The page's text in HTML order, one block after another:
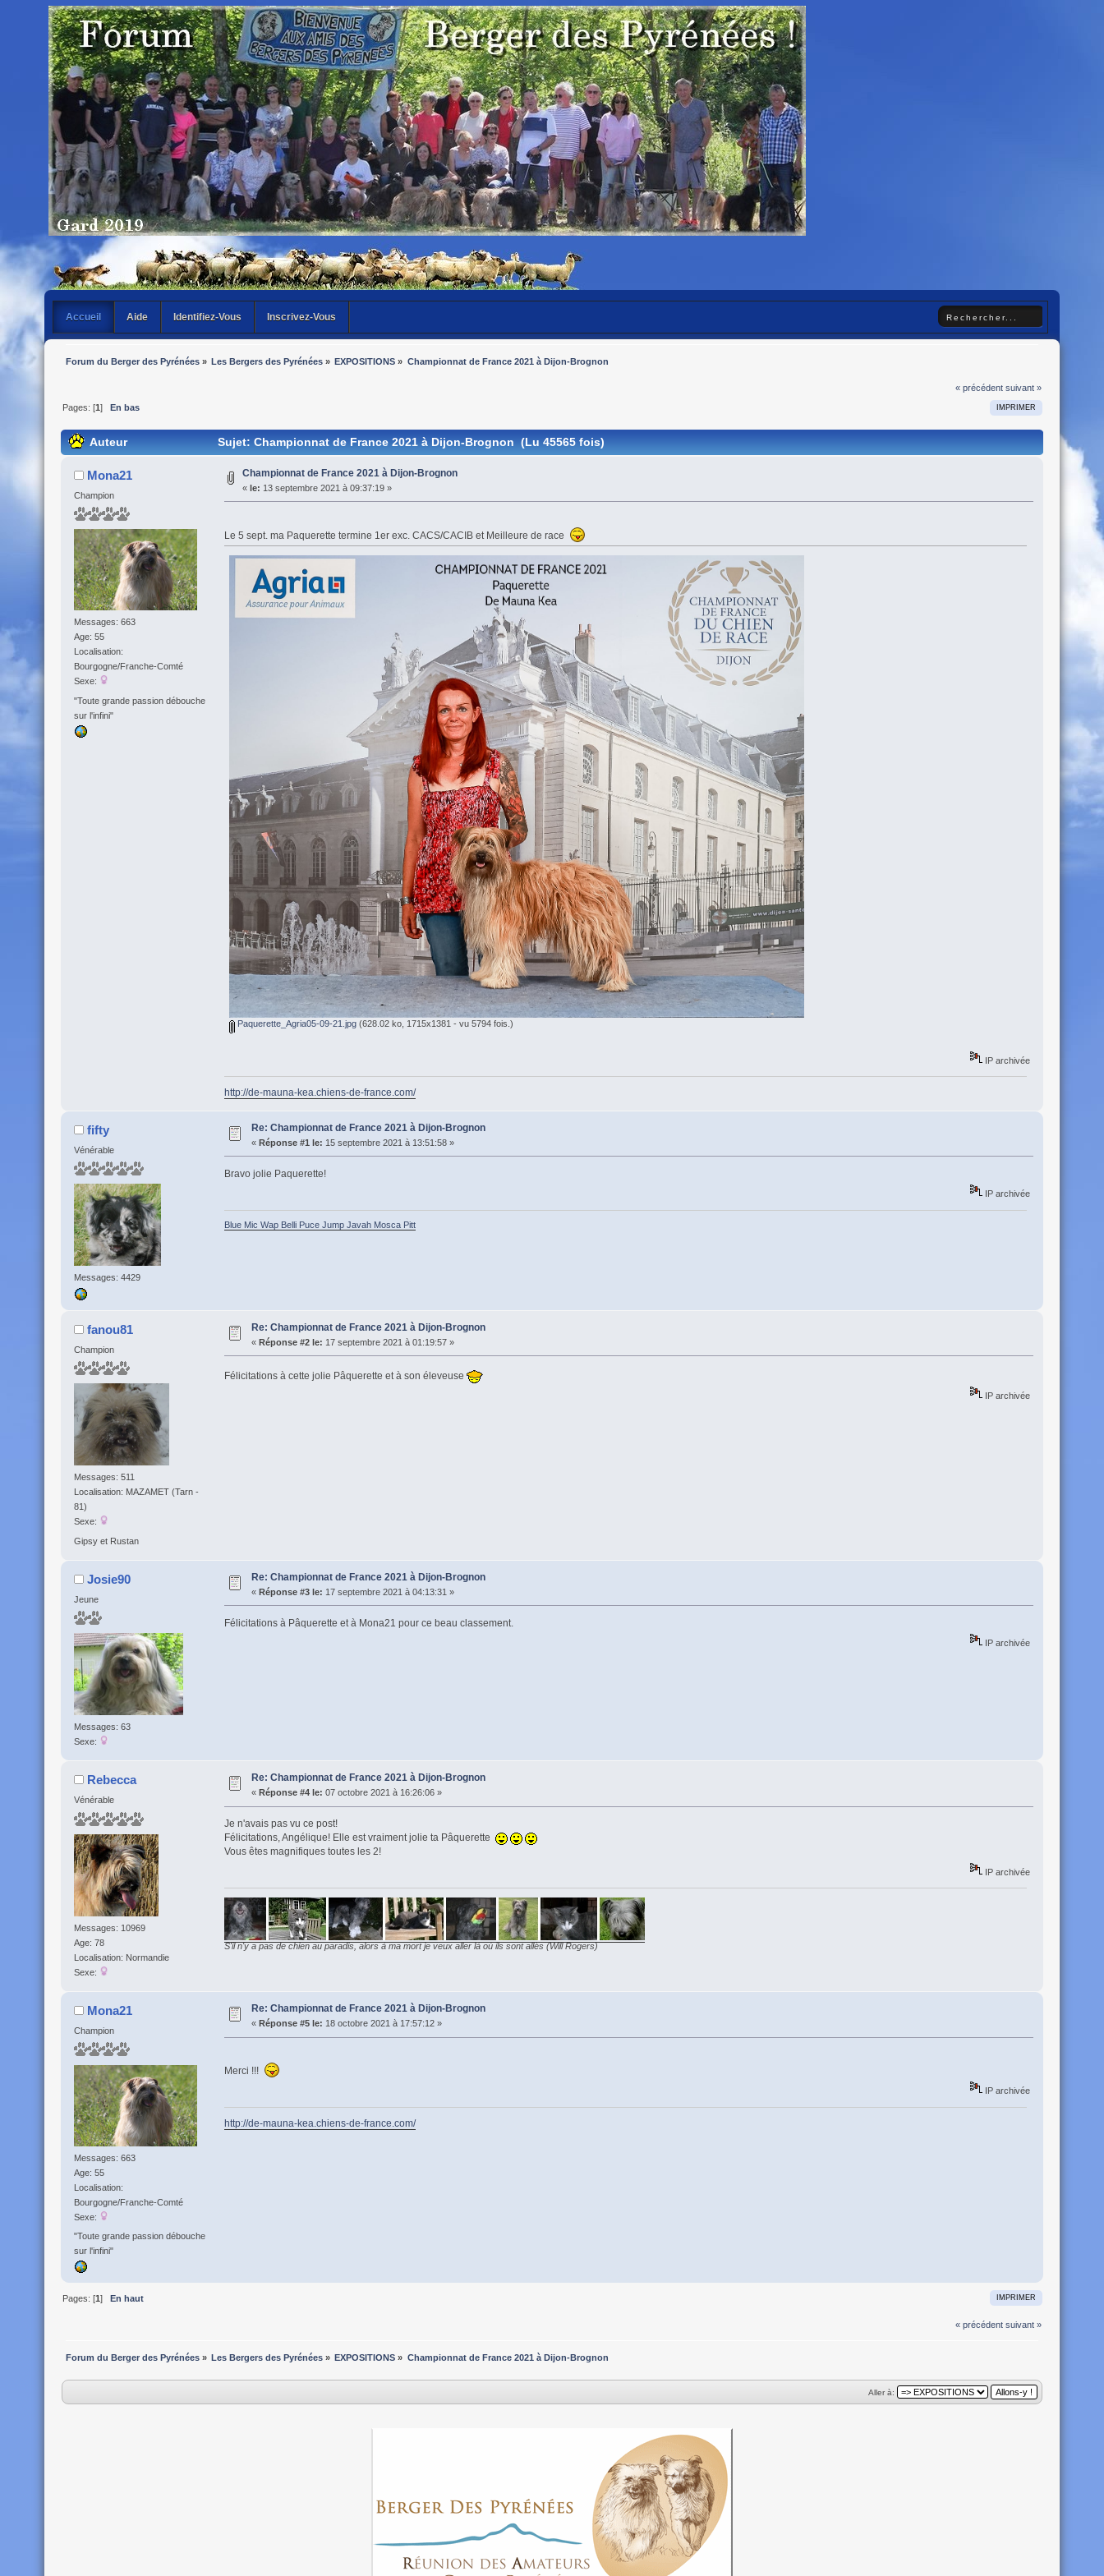
Accueil Aide Identifiez-Vous Inscrivez-Vous
Forum du Berger des Pyrénées» Les Bergers des Pyrénées » EXPOSITIONS » Championnat de France 2021 à Dijon-Brognon
« précédent suivant »
IMPRIMER
Pages: [1 ] En bas
Auteur Sujet: Championnat de France 2021 à Dijon-Brognon (Lu 45565 fois)
Mona21
Champion
Messages: 663
Age: 55
Localisation:
Bourgogne/Franche-Comté
Sexe:
"Toute grande passion débouche
sur l'infini"
Championnat de France 2021 à Dijon-Brognon
« le: 13 septembre 2021 à 09:37:19 »
Le 5 sept. ma Paquerette termine 1er exc. CACS/CACIB et Meilleure de race
Paquerette_Agria05-09-21.jpg(628.02 ko, 1715x1381 - vu 5794 fois.)
IP archivée
http://de-mauna-kea.chiens-de-france.com/
fifty
Vénérable
Messages: 4429
Re: Championnat de France 2021 à Dijon-Brognon
« Réponse #1 le: 15 septembre 2021 à 13:51:58 »
Bravo jolie Paquerette!
IP archivée
Blue Mic Wap Belli Puce Jump Javah Mosca Pitt
fanou81
Champion
Messages: 511
Localisation: MAZAMET (Tarn -
81)
Sexe:
Gipsy et Rustan
Re: Championnat de France 2021 à Dijon-Brognon
« Réponse #2 le: 17 septembre 2021 à 01:19:57 »
Félicitations à cette jolie Pâquerette et à son éleveuse
IP archivée
Josie90
Jeune
Messages: 63
Sexe:
Re: Championnat de France 2021 à Dijon-Brognon
« Réponse #3 le: 17 septembre 2021 à 04:13:31 »
Félicitations à Pâquerette et à Mona21 pour ce beau classement.
IP archivée
Rebecca
Vénérable
Messages: 10969
Age: 78
Localisation: Normandie
Sexe:
Re: Championnat de France 2021 à Dijon-Brognon
« Réponse #4 le: 07 octobre 2021 à 16:26:06 »
Je n'avais pas vu ce post!
Félicitations, Angélique! Elle est vraiment jolie ta Pâquerette
Vous êtes magnifiques toutes les 2!
IP archivée
S'il n'y a pas de chien au paradis, alors à ma mort je veux aller là où ils sont allés (Will Rogers)
Mona21
Champion
Messages: 663
Age: 55
Localisation:
Bourgogne/Franche-Comté
Sexe:
"Toute grande passion débouche
sur l'infini"
Re: Championnat de France 2021 à Dijon-Brognon
« Réponse #5 le: 18 octobre 2021 à 17:57:12 »
Merci !!!
IP archivée
http://de-mauna-kea.chiens-de-france.com/
IMPRIMER
Pages: [1] En haut
« précédent suivant »
Forum du Berger des Pyrénées» Les Bergers des Pyrénées » EXPOSITIONS » Championnat de France 2021 à Dijon-Brognon
Aller à: